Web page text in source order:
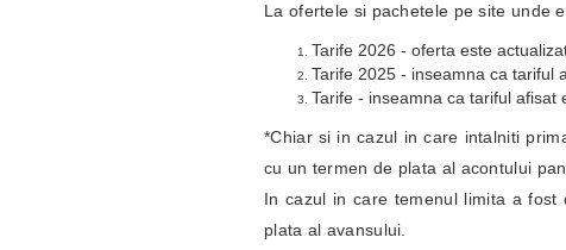
La ofertele si pachetele pe site unde
Tarife 2026 - oferta este
Tarife 2025 - inseamna ca tariful
Tarife - inseamna ca tariful
*Chiar si in cazul in care intalniti
cu un termen de plata al acontului
In cazul in care temenul limita a
plata al avansului.